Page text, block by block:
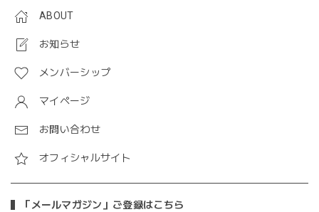
ABOUT
お知らせ
メンバーシップ
マイページ
お問い合わせ
オフィシャルサイト
「メールマガジン」ご登録はこちら